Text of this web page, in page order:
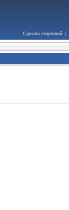
Сделать стартовой |